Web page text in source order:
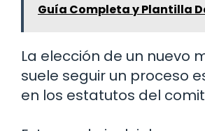
Guía Completa y Plantilla
La elección de un nuevo
suele seguir un proceso
en los estatutos del